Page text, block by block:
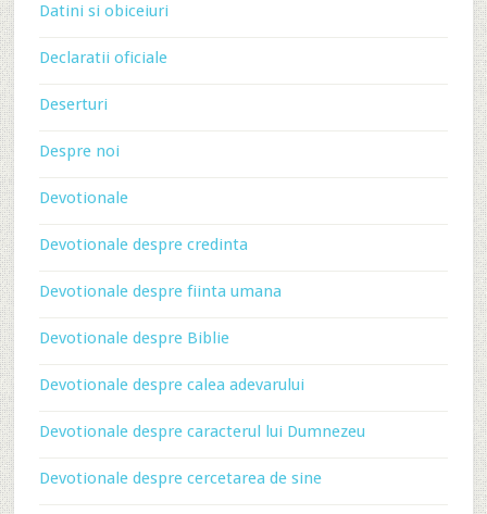
Datini si obiceiuri
Declaratii oficiale
Deserturi
Despre noi
Devotionale
Devotionale despre credinta
Devotionale despre fiinta umana
Devotionale despre Biblie
Devotionale despre calea adevarului
Devotionale despre caracterul lui Dumnezeu
Devotionale despre cercetarea de sine